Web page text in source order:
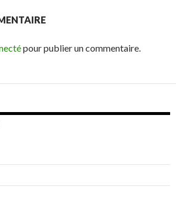
pour publier un commentaire.